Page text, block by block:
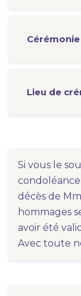
Cérémonie
Lieu de
Si vous le
décès de
hommages
avoir été
Avec toute